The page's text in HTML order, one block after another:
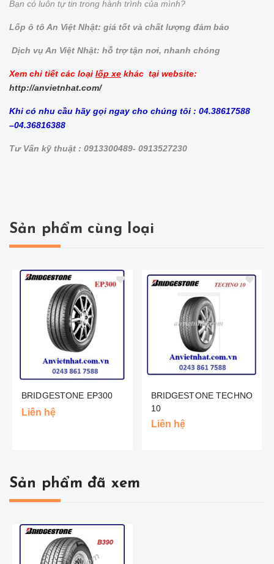
Bạn có luôn tự tin trong hành trình của mình?
Lốp ô tô An Việt Nhật: giá tốt và chất lượng đảm bảo
Dịch vụ An Việt Nhật: hỗ trợ tận nơi, nhanh chóng
Xem chi tiết các loại lốp xe khác tại website:
http://anvietnhat.com/
Khi có nhu cầu hãy gọi ngay cho chúng tôi : 04.38617588
–04.36816388
Tư Vấn kỹ thuật : 0913300489- 0913527230
Sản phẩm cùng loại
BRIDGESTONE EP300
Liên hệ
BRIDGESTONE TECHNO
10
Liên hệ
Sản phẩm đã xem